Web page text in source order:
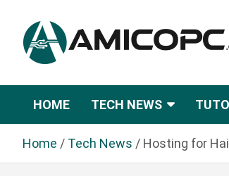
n
Amicopc.com
HOME TECH NEWS
Home Tech News Hosting for